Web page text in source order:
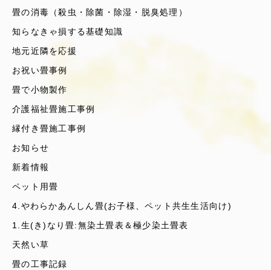
畳の消毒（殺虫・除菌・除湿・脱臭処理）
知らなきゃ損する基礎知識
地元近隣を応援
お祝い畳事例
畳で小物製作
介護福祉畳施工事例
縁付き畳施工事例
お知らせ
新着情報
ペット用畳
4.やわらかあんしん畳(お子様、ペット共生生活向け)
1.生(き)なり畳:無染土畳表＆極少染土畳表
天然い草
畳の工事記録